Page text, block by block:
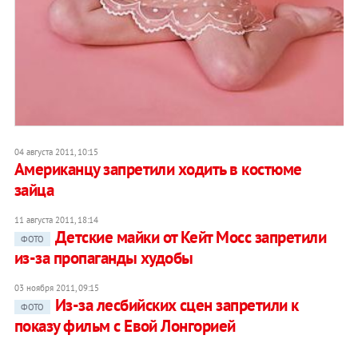
04 августа 2011, 10:15
Американцу запретили ходить в костюме
зайца
11 августа 2011, 18:14
ФОТО
Детские майки от Кейт Мосс запретили
из-за пропаганды худобы
03 ноября 2011, 09:15
ФОТО
Из-за лесбийских сцен запретили к
показу фильм с Евой Лонгорией